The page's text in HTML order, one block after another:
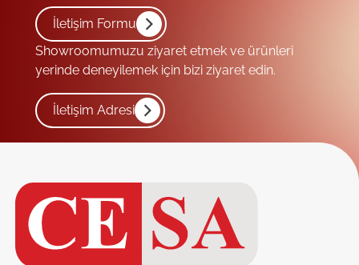
İletişim Formu
Showroomumuzu ziyaret etmek ve ürünleri
yerinde deneyilemek için bizi ziyaret edin.
İletişim Adresi